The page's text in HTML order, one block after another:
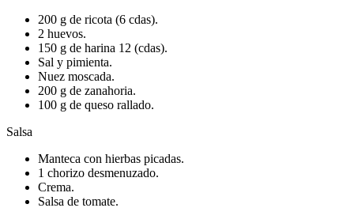
200 g de ricota (6 cdas).
2 huevos.
150 g de harina 12 (cdas).
Sal y pimienta.
Nuez moscada.
200 g de zanahoria.
100 g de queso rallado.
Salsa
Manteca con hierbas picadas.
1 chorizo desmenuzado.
Crema.
Salsa de tomate.